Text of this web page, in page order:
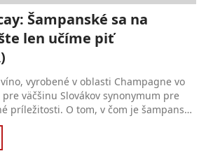
Šampanské sa na
len učíme piť
vyrobené v oblasti Champagne vo
pre väčšinu Slovákov synonymum pre
príležitosti. O tom, v čom je šampanské